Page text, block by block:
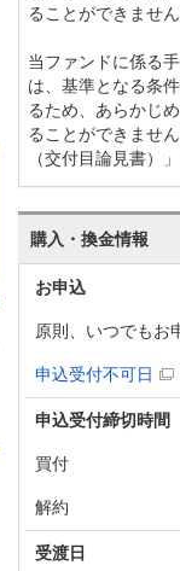
ることができません
当ファンドに係る
は、基準となる条
るため、あらかじ
ることができませ
（交付目論見書）
購入・換金情報
お申込
原則、いつでもお
申込受付不可日
申込受付締切時間
買付
解約
受渡日